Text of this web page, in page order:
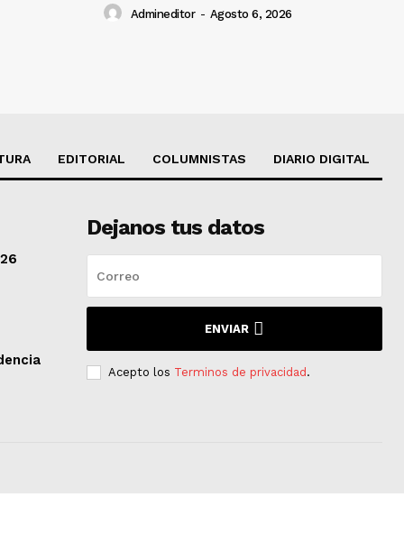
Admineditor - Agosto 6, 2026
EDITORIAL COLUMNISTAS DIARIO DIGITAL
Dejanos tus datos
ENVIAR
Acepto los Terminos de privacidad .